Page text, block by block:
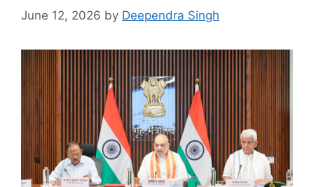
June 12, 2026 by Deependra Singh